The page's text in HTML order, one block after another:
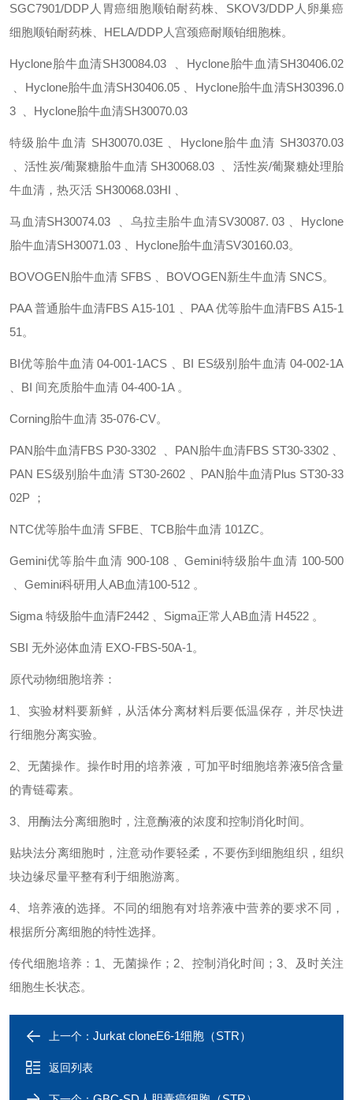
SGC7901/DDP人胃癌细胞顺铂耐药株、SKOV3/DDP人卵巢癌
细胞顺铂耐药株、HELA/DDP人宫颈癌耐顺铂细胞株。
Hyclone胎牛血清SH30084.03 、Hyclone胎牛血清SH30406.02
、Hyclone胎牛血清SH30406.05 、Hyclone胎牛血清SH30396.0
3 、Hyclone胎牛血清SH30070.03
特级胎牛血清 SH30070.03E 、Hyclone胎牛血清 SH30370.03
、活性炭/葡聚糖胎牛血清 SH30068.03 、活性炭/葡聚糖处理胎
牛血清，热灭活 SH30068.03HI 、
马血清SH30074.03 、乌拉圭胎牛血清SV30087. 03 、Hyclone
胎牛血清SH30071.03 、Hyclone胎牛血清SV30160.03。
BOVOGEN胎牛血清 SFBS 、BOVOGEN新生牛血清 SNCS。
PAA 普通胎牛血清FBS A15-101 、PAA 优等胎牛血清FBS A15-1
51。
BI优等胎牛血清 04-001-1ACS 、BI ES级别胎牛血清 04-002-1A
、BI 间充质胎牛血清 04-400-1A 。
Corning胎牛血清 35-076-CV。
PAN胎牛血清FBS P30-3302 、PAN胎牛血清FBS ST30-3302 、
PAN ES级别胎牛血清 ST30-2602 、PAN胎牛血清Plus ST30-33
02P ；
NTC优等胎牛血清 SFBE、TCB胎牛血清 101ZC。
Gemini优等胎牛血清 900-108 、Gemini特级胎牛血清 100-500
、Gemini科研用人AB血清100-512 。
Sigma 特级胎牛血清F2442 、Sigma正常人AB血清 H4522 。
SBI 无外泌体血清 EXO-FBS-50A-1。
原代动物细胞培养：
1、实验材料要新鲜，从活体分离材料后要低温保存，并尽快进
行细胞分离实验。
2、无菌操作。操作时用的培养液，可加平时细胞培养液5倍含量
的青链霉素。
3、用酶法分离细胞时，注意酶液的浓度和控制消化时间。
贴块法分离细胞时，注意动作要轻柔，不要伤到细胞组织，组织
块边缘尽量平整有利于细胞游离。
4、培养液的选择。不同的细胞有对培养液中营养的要求不同，
根据所分离细胞的特性选择。
传代细胞培养：1、无菌操作；2、控制消化时间；3、及时关注
细胞生长状态。
上一个： Jurkat cloneE6-1细胞（​STR）
返回列表